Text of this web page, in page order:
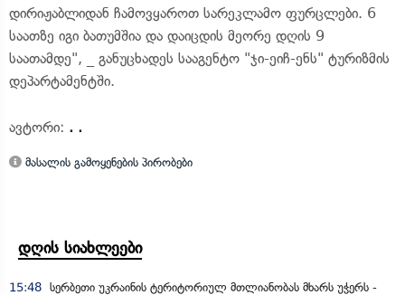
დირიჟაბლიდან ჩამოვყაროთ სარეკლამო ფურცლები. 6
საათზე იგი ბათუმშია და დაიცდის მეორე დღის 9
საათამდე", _ განუცხადეს სააგენტო "ჯი-ეიჩ-ენს" ტურიზმის
დეპარტამენტში.
ავტორი: . .
მასალის გამოყენების პირობები
დღის სიახლეები
15:48 სერბეთი უკრაინის ტერიტორიულ მთლიანობას მხარს უჭერს -